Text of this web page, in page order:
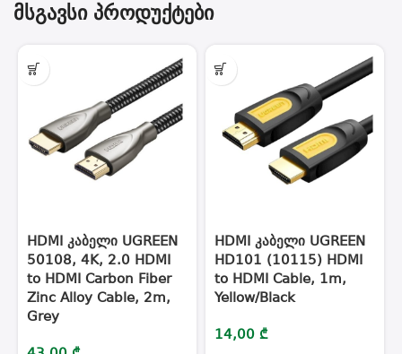
მსგავსი პროდუქტები
HDMI კაბელი UGREEN
50108, 4K, 2.0 HDMI
to HDMI Carbon Fiber
Zinc Alloy Cable, 2m,
Grey
HDMI კაბელი UGREEN
HD101 (10115) HDMI
to HDMI Cable, 1m,
Yellow/Black
14,00 ₾